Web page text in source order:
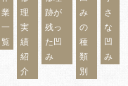
業
一
覧
理
実
績
紹
介
跡が
残っ
た凹
み
み
の
種
類
別
さ
な
凹
み